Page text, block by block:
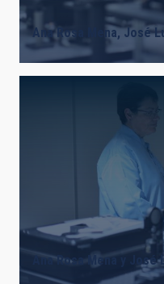
Ana Rosa Mena, José
Ana Rosa Mena y José